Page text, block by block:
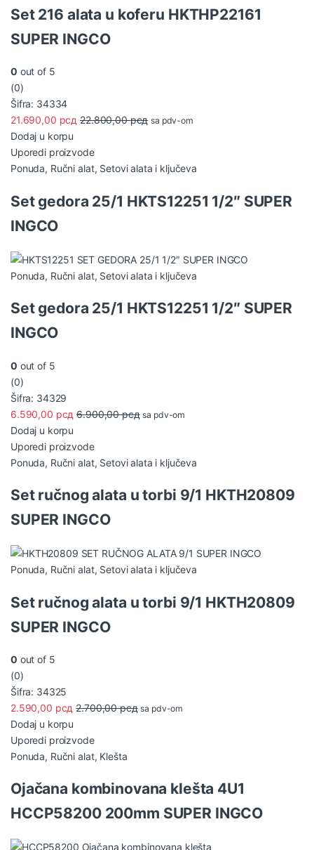
Set 216 alata u koferu HKTHP22161
SUPER INGCO
0 out of 5
(0)
Šifra: 34334
21.690,00 рсд 22.800,00рсд sa pdv-om
Dodaj u korpu
Uporedi proizvode
Ponuda, Ručni alat, Setovi alata i ključeva
Set gedora 25/1 HKTS12251 1/2″ SUPER
INGCO
Ponuda, Ručni alat, Setovi alata i ključeva
Set gedora 25/1 HKTS12251 1/2″ SUPER
INGCO
0 out of 5
(0)
Šifra: 34329
6.590,00 рсд 6.900,00рсд sa pdv-om
Dodaj u korpu
Uporedi proizvode
Ponuda, Ručni alat, Setovi alata i ključeva
Set ručnog alata u torbi 9/1 HKTH20809
SUPER INGCO
Ponuda, Ručni alat, Setovi alata i ključeva
Set ručnog alata u torbi 9/1 HKTH20809
SUPER INGCO
0 out of 5
(0)
Šifra: 34325
2.590,00 рсд 2.700,00рсд sa pdv-om
Dodaj u korpu
Uporedi proizvode
Ponuda, Ručni alat, Klešta
Ojačana kombinovana klešta 4U1
HCCP58200 200mm SUPER INGCO